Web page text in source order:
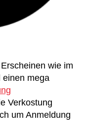
wie im
einen mega
Verkostung
um Anmeldung